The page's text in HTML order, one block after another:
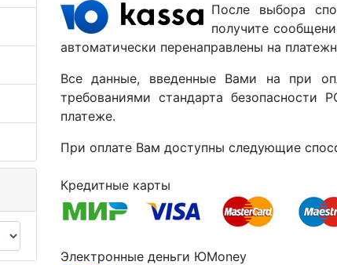
После выбора
получите
автоматически перенаправлены на
Все данные, введенные Вами на при
требованиями стандарта
платеже.
При оплате Вам доступны следующие
Кредитные карты
Электронные деньги ЮMoney